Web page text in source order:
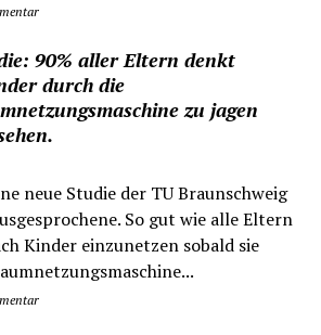
90% aller Eltern denkt
durch die
zu jagen
neue Studie der TU Braunschweig
So gut wie alle Eltern
Kinder einzunetzen sobald sie